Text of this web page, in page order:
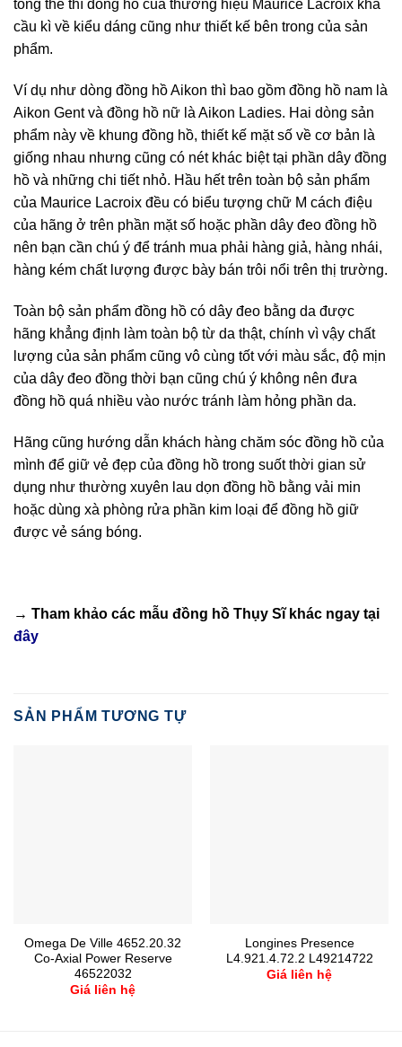
tổng thể thì đồng hồ của thương hiệu Maurice Lacroix khá
cầu kì về kiểu dáng cũng như thiết kế bên trong của sản
phẩm.
Ví dụ như dòng đồng hồ Aikon thì bao gồm đồng hồ nam là
Aikon Gent và đồng hồ nữ là Aikon Ladies. Hai dòng sản
phẩm này về khung đồng hồ, thiết kế mặt số về cơ bản là
giống nhau nhưng cũng có nét khác biệt tại phần dây đồng
hồ và những chi tiết nhỏ. Hầu hết trên toàn bộ sản phẩm
của Maurice Lacroix đều có biểu tượng chữ M cách điệu
của hãng ở trên phần mặt số hoặc phần dây đeo đồng hồ
nên bạn cần chú ý để tránh mua phải hàng giả, hàng nhái,
hàng kém chất lượng được bày bán trôi nổi trên thị trường.
Toàn bộ sản phẩm đồng hồ có dây đeo bằng da được
hãng khẳng định làm toàn bộ từ da thật, chính vì vậy chất
lượng của sản phẩm cũng vô cùng tốt với màu sắc, độ mịn
của dây đeo đồng thời bạn cũng chú ý không nên đưa
đồng hồ quá nhiều vào nước tránh làm hỏng phần da.
Hãng cũng hướng dẫn khách hàng chăm sóc đồng hồ của
mình để giữ vẻ đẹp của đồng hồ trong suốt thời gian sử
dụng như thường xuyên lau dọn đồng hồ bằng vải min
hoặc dùng xà phòng rửa phần kim loại để đồng hồ giữ
được vẻ sáng bóng.
→ Tham khảo các mẫu đồng hồ Thụy Sĩkhác ngay tại
đây
SẢN PHẨM TƯƠNG TỰ
Omega De Ville 4652.20.32
Co-Axial Power Reserve
46522032
Giá liên hệ
Longines Presence
L4.921.4.72.2 L49214722
Giá liên hệ